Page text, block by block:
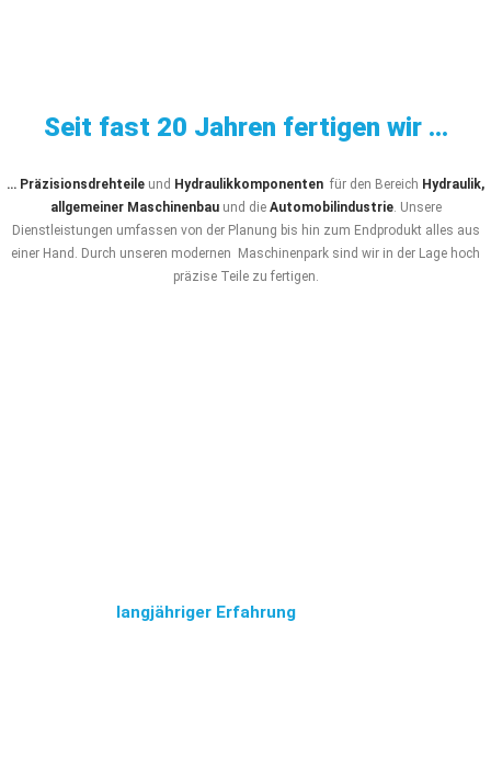
Seit fast 20 Jahren fertigen wir …
… Präzisionsdrehteile und Hydraulikkomponenten für den Bereich Hydraulik,
allgemeiner Maschinenbauund die Automobilindustrie. Unsere
Dienstleistungen umfassen von der Planung bis hin zum Endprodukt alles aus
einer Hand. Durch unseren modernen Maschinenpark sind wir in der Lage hoch
präzise Teile zu fertigen.
langjähriger Erfahrungund Expertise, helfen wir